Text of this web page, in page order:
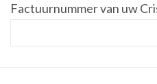
Factuurnummer van uw